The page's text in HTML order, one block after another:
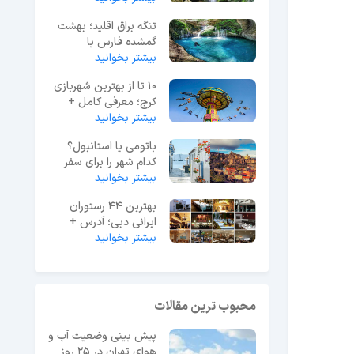
تنگه براق اقلید؛ بهشت
گمشده فارس با
آبشارهای زیبا
بیشتر بخوانید
10 تا از بهترین شهربازی
کرج؛ معرفی کامل +
آدرس دقیق
بیشتر بخوانید
باتومی یا استانبول؟
کدام شهر را برای سفر
انتخاب کنیم؟
بیشتر بخوانید
بهترین 44 رستوران
ایرانی دبی؛ آدرس +
تلفن و ساعات کاری
بیشتر بخوانید
محبوب ترین مقالات
پیش بینی وضعیت آب و